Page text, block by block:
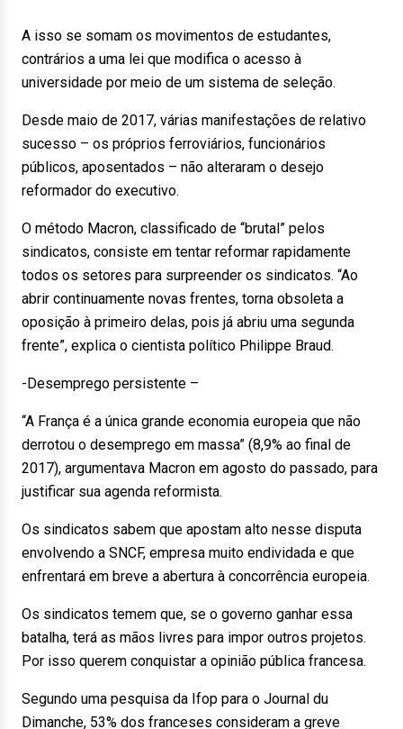
A isso se somam os movimentos de estudantes,
contrários a uma lei que modifica o acesso à
universidade por meio de um sistema de seleção.
Desde maio de 2017, várias manifestações de relativo
sucesso – os próprios ferroviários, funcionários
públicos, aposentados – não alteraram o desejo
reformador do executivo.
O método Macron, classificado de “brutal” pelos
sindicatos, consiste em tentar reformar rapidamente
todos os setores para surpreender os sindicatos. “Ao
abrir continuamente novas frentes, torna obsoleta a
oposição à primeiro delas, pois já abriu uma segunda
frente”, explica o cientista político Philippe Braud.
-Desemprego persistente –
“A França é a única grande economia europeia que não
derrotou o desemprego em massa” (8,9% ao final de
2017), argumentava Macron em agosto do passado, para
justificar sua agenda reformista.
Os sindicatos sabem que apostam alto nesse disputa
envolvendo a SNCF, empresa muito endividada e que
enfrentará em breve a abertura à concorrência europeia.
Os sindicatos temem que, se o governo ganhar essa
batalha, terá as mãos livres para impor outros projetos.
Por isso querem conquistar a opinião pública francesa.
Segundo uma pesquisa da Ifop para o Journal du
Dimanche, 53% dos franceses consideram a greve